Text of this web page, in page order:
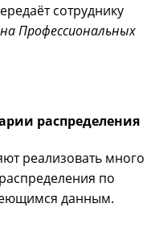
сотруднику
Профессиональных
распределения
реализовать много
по
данным.